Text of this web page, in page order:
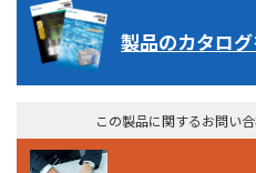
製品のカタロ
この製品に関するお問い